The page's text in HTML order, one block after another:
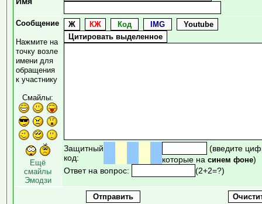
Сообщение
Нажмите на
точку возле
имени для
обращения
к участнику
Смайлы:
Ещё
смайлы
Эмодзи
Защитный
код:
(введите
которые на синем фоне)
Ответ на вопрос:
(2+2=?)